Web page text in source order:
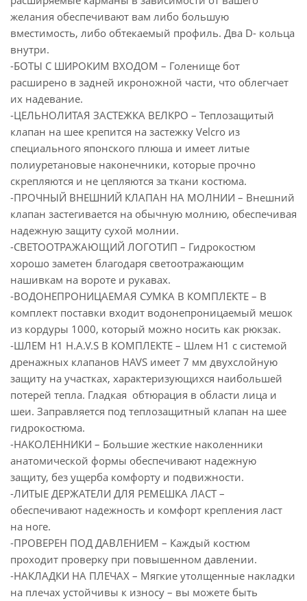
желания обеспечивают вам либо большую
вместимость, либо обтекаемый профиль. Два D- кольца
внутри.
-БОТЫ С ШИРОКИМ ВХОДОМ – Голенище бот
расширено в задней икроножной части, что облегчает
их надевание.
-ЦЕЛЬНОЛИТАЯ ЗАСТЕЖКА ВЕЛКРО – Теплозащитый
клапан на шее крепится на застежку Velcro из
специального японского плюша и имеет литые
полиуретановые наконечники, которые прочно
скрепляются и не цепляются за ткани костюма.
-ПРОЧНЫЙ ВНЕШНИЙ КЛАПАН НА МОЛНИИ – Внешний
клапан застегивается на обычную молнию, обеспечивая
надежную защиту сухой молнии.
-СВЕТООТРАЖАЮЩИЙ ЛОГОТИП – Гидрокостюм
хорошо заметен благодаря светоотражающим
нашивкам на вороте и рукавах.
-ВОДОНЕПРОНИЦАЕМАЯ СУМКА В КОМПЛЕКТЕ – В
комплект поставки входит водонепроницаемый мешок
из кордуры 1000, который можно носить как рюкзак.
-ШЛЕМ H1 H.A.V.S В КОМПЛЕКТЕ – Шлем H1 с системой
дренажных клапанов HAVS имеет 7 мм двухслойную
защиту на участках, характеризующихся наибольшей
потерей тепла. Гладкая обтюрация в области лица и
шеи. Заправляется под теплозащитный клапан на шее
гидрокостюма.
-НАКОЛЕННИКИ – Большие жесткие наколенники
анатомической формы обеспечивают надежную
защиту, без ущерба комфорту и подвижности.
-ЛИТЫЕ ДЕРЖАТЕЛИ ДЛЯ РЕМЕШКА ЛАСТ –
обеспечивают надежность и комфорт крепления ласт
на ноге.
-ПРОВЕРЕН ПОД ДАВЛЕНИЕМ – Каждый костюм
проходит проверку при повышенном давлении.
-НАКЛАДКИ НА ПЛЕЧАХ – Мягкие утолщенные накладки
на плечах устойчивы к износу – вы можете быть